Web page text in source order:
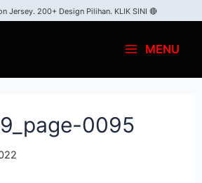
Jersey. 200+ Design Pilihan. KLIK SINI 🔴
MENU
0095